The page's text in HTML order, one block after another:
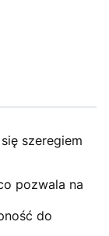
szeregiem
pozwala na
do